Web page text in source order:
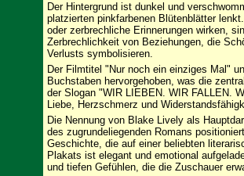
Der Hintergrund ist dunkel und
platzierten pinkfarbenen Blütenblätter
oder zerbrechliche Erinnerungen wirken,
Zerbrechlichkeit von Beziehungen, die
Verlusts symbolisieren.
Der Filmtitel "Nur noch ein einziges Mal"
Buchstaben hervorgehoben, was die
der Slogan "WIR LIEBEN. WIR FALLEN.
Liebe, Herzschmerz und
Die Nennung von Blake Lively als
des zugrundeliegenden Romans
Geschichte, die auf einer beliebten
Plakats ist elegant und emotional
und tiefen Gefühlen, die die Zuschauer